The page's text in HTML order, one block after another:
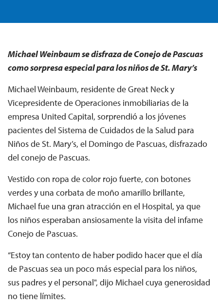
Michael Weinbaum se disfraza de Conejo de Pascuas
como sorpresa especial para los niños de St. Mary’s
Michael Weinbaum, residente de Great Neck y
Vicepresidente de Operaciones inmobiliarias de la
empresa United Capital, sorprendió a los jóvenes
pacientes del Sistema de Cuidados de la Salud para
Niños de St. Mary’s, el Domingo de Pascuas, disfrazado
del conejo de Pascuas.
Vestido con ropa de color rojo fuerte, con botones
verdes y una corbata de moño amarillo brillante,
Michael fue una gran atracción en el Hospital, ya que
los niños esperaban ansiosamente la visita del infame
Conejo de Pascuas.
“Estoy tan contento de haber podido hacer que el día
de Pascuas sea un poco más especial para los niños,
sus padres y el personal", dijo Michael cuya generosidad
no tiene límites.